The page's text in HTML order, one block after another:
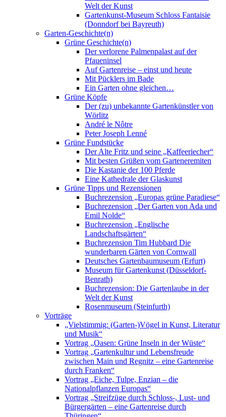
Welt der Kunst
Gartenkunst-Museum Schloss Fantaisie
(Donndorf bei Bayreuth)
Garten-Geschichte(n)
Grüne Geschichte(n)
Der verlorene Palmenpalast auf der
Pfaueninsel
Auf Gartenreise – einst und heute
Mit Pücklers im Bade
Ein Garten ohne gleichen…
Grüne Köpfe
Der (zu) unbekannte Gartenkünstler von
Wörlitz
André le Nôtre
Peter Joseph Lenné
Grüne Fundstücke
Der Alte Fritz und seine „Kaffeeriecher“
Mit besten Grüßen vom Garteneremiten
Die Kastanie der 100 Pferde
Eine Kathedrale der Glaskunst
Grüne Tipps und Rezensionen
Buchrezension „Europas grüne Paradiese“
Buchrezension „Der Garten von Ada und
Emil Nolde“
Buchrezension „Englische
Landschaftsgärten“
Buchrezension Tim Hubbard Die
wunderbaren Gärten von Cornwall
Deutsches Gartenbaumuseum (Erfurt)
Museum für Gartenkunst (Düsseldorf-
Benrath)
Buchrezension: Die Gartenlaube in der
Welt der Kunst
Rosenmuseum (Steinfurth)
Vorträge
„Vielstimmig: (Garten-)Vögel in Kunst, Literatur
und Musik“
Vortrag „Oasen: Grüne Inseln in der Wüste“
Vortrag „Gartenkultur und Lebensfreude
zwischen Main und Regnitz – eine Gartenreise
durch Franken“
Vortrag „Eiche, Tulpe, Enzian – die
Nationalpflanzen Europas“
Vortrag „Streifzüge durch Schloss-, Lust- und
Bürgergärten – eine Gartenreise durch